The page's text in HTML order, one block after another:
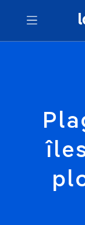
Menu